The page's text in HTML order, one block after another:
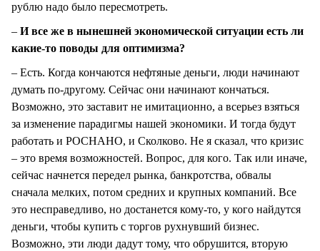
рублю надо было пересмотреть.
– И все же в нынешней экономической ситуации есть ли
какие-то поводы для оптимизма?
– Есть. Когда кончаются нефтяные деньги, люди начинают
думать по-другому. Сейчас они начинают кончаться.
Возможно, это заставит не имитационно, а всерьез взяться
за изменение парадигмы нашей экономики. И тогда будут
работать и РОСНАНО, и Сколково. Не я сказал, что кризис
– это время возможностей. Вопрос, для кого. Так или иначе,
сейчас начнется передел рынка, банкротства, обвалы
сначала мелких, потом средних и крупных компаний. Все
это несправедливо, но достанется кому-то, у кого найдутся
деньги, чтобы купить с торгов рухнувший бизнес.
Возможно, эти люди дадут тому, что обрушится, вторую